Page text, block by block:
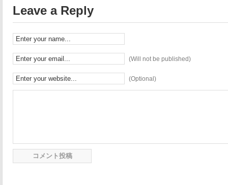
Leave a Reply
(Will not be published)
(Optional)